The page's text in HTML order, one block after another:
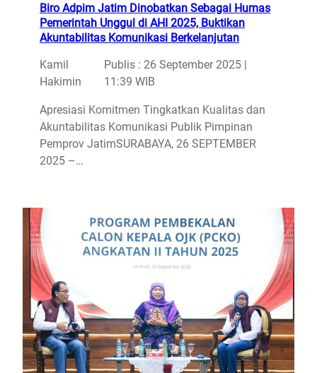
Biro Adpim Jatim Dinobatkan Sebagai Humas
Pemerintah Unggul di AHI 2025, Buktikan
Akuntabilitas Komunikasi Berkelanjutan
Kamil
Hakimin
Publis : 26 September 2025 |
11:39 WIB
Apresiasi Komitmen Tingkatkan Kualitas dan
Akuntabilitas Komunikasi Publik Pimpinan
Pemprov JatimSURABAYA, 26 SEPTEMBER
2025 –…